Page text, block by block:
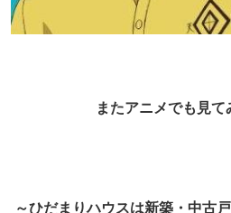
またアニメでも見て
～ひだまりハウスは新築・中古